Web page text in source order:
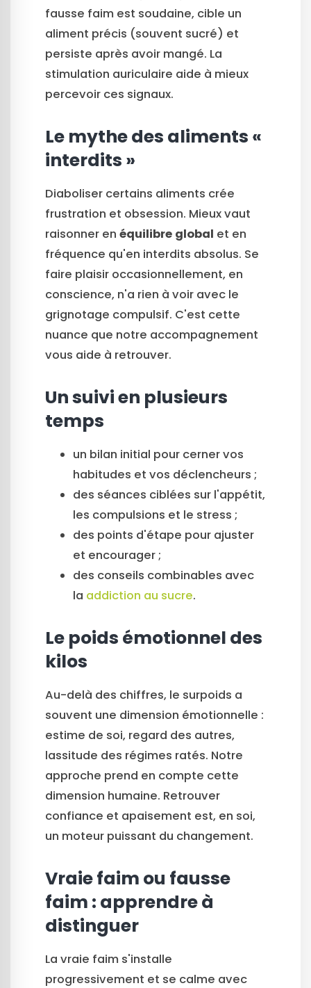
fausse faim est soudaine, cible un
aliment précis (souvent sucré) et
persiste après avoir mangé. La
stimulation auriculaire aide à mieux
percevoir ces signaux.
Le mythe des aliments «
interdits »
Diaboliser certains aliments crée
frustration et obsession. Mieux vaut
raisonner en équilibre global et en
fréquence qu'en interdits absolus. Se
faire plaisir occasionnellement, en
conscience, n'a rien à voir avec le
grignotage compulsif. C'est cette
nuance que notre accompagnement
vous aide à retrouver.
Un suivi en plusieurs
temps
un bilan initial pour cerner vos
habitudes et vos déclencheurs ;
des séances ciblées sur l'appétit,
les compulsions et le stress ;
des points d'étape pour ajuster
et encourager ;
des conseils combinables avec
la addiction au sucre.
Le poids émotionnel des
kilos
Au-delà des chiffres, le surpoids a
souvent une dimension émotionnelle :
estime de soi, regard des autres,
lassitude des régimes ratés. Notre
approche prend en compte cette
dimension humaine. Retrouver
confiance et apaisement est, en soi,
un moteur puissant du changement.
Vraie faim ou fausse
faim : apprendre à
distinguer
La vraie faim s'installe
progressivement et se calme avec